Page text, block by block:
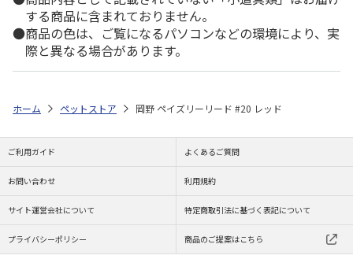
する商品に含まれておりません。
商品の色は、ご覧になるパソコンなどの環境により、実
際と異なる場合があります。
ホーム ペットストア 岡野 ペイズリーリード #20 レッド
ご利用ガイド よくあるご質問
お問い合わせ 利用規約
サイト運営会社について 特定商取引法に基づく表記について
プライバシーポリシー 商品のご提案はこちら